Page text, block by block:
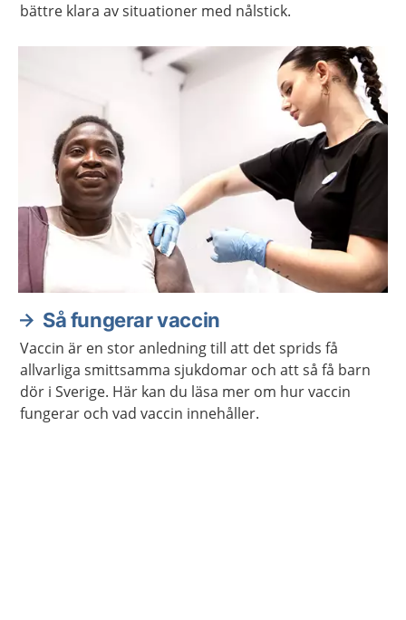
bättre klara av situationer med nålstick.
Så fungerar vaccin
Vaccin är en stor anledning till att det sprids få
allvarliga smittsamma sjukdomar och att så få barn
dör i Sverige. Här kan du läsa mer om hur vaccin
fungerar och vad vaccin innehåller.